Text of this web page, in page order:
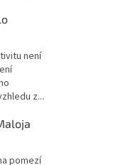
není
z...
pomezí